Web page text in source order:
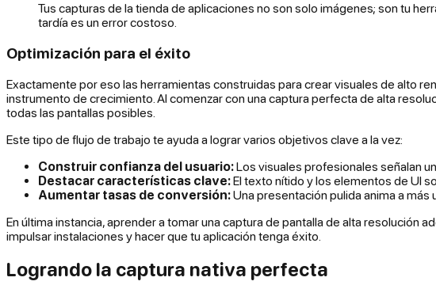
Tus capturas de la tienda de aplicaciones no son solo imágenes; son tu
tardía es un error costoso.
Optimización para el éxito
Exactamente por eso las herramientas construidas para crear visuales de alto
instrumento de crecimiento. Al comenzar con una captura perfecta de alta
todas las pantallas posibles.
Este tipo de flujo de trabajo te ayuda a lograr varios objetivos clave a la vez:
Construir confianza del usuario:Los visuales profesionales señalan
Destacar características clave:El texto nítido y los elementos de UI
Aumentar tasas de conversión:Una presentación pulida anima a
En última instancia, aprender a tomar una captura de pantalla de alta resolución
impulsar instalaciones y hacer que tu aplicación tenga éxito.
Logrando la captura nativa perfecta